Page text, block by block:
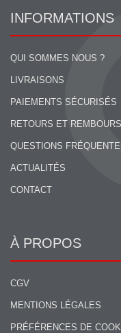
INFORMATIONS
QUI SOMMES NOUS ?
LIVRAISONS
PAIEMENTS SÉCURISÉS
RETOURS ET
QUESTIONS
ACTUALITÉS
CONTACT
À PROPOS
CGV
MENTIONS LÉGALES
PRÉFÉRENCES DE